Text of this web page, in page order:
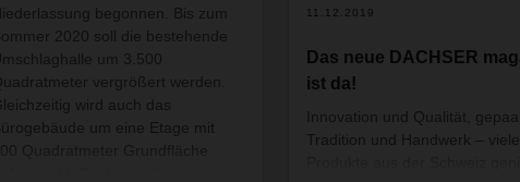
begonnen. Bis zum
2020 soll die bestehende
um 3.500
vergrößert werden.
wird auch das
um eine Etage mit
11.12.2019
Das neue DACHSER
ist da!
Innovation und Qualität,
Tradition und Handwerk – viele